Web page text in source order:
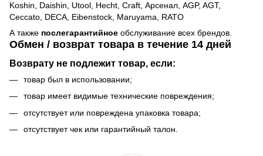
Koshin, Daishin, Utool, Hecht, Craft, Арсенал, AGP, AGT,
Ceccato, DECA, Eibenstock, Maruyama, RATO
А также послегарантийное обслуживание всех брендов.
Обмен / возврат товара в течение 14 дней
Возврату не подлежит товар, если:
товар был в использовании;
товар имеет видимые технические повреждения;
отсутствует или повреждена упаковка товара;
отсутствует чек или гарантийный талон.